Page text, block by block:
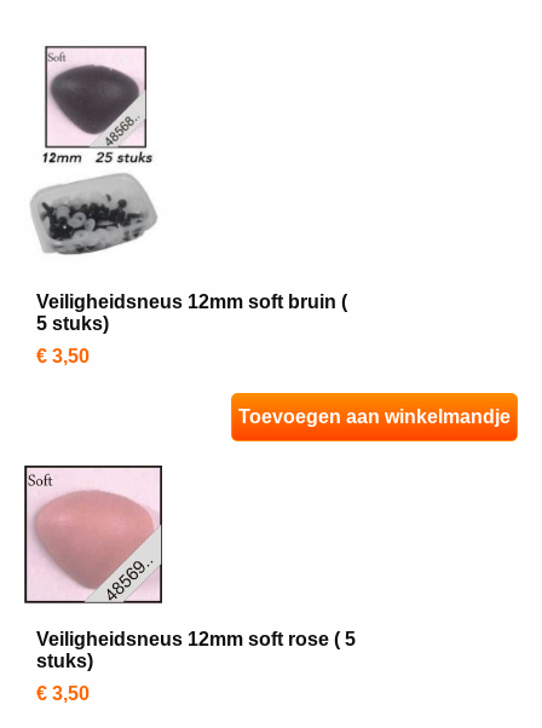
Veiligheidsneus 12mm soft bruin (
5 stuks)
€ 3,50
Toevoegen aan winkelmandje
Veiligheidsneus 12mm soft rose ( 5
stuks)
€ 3,50